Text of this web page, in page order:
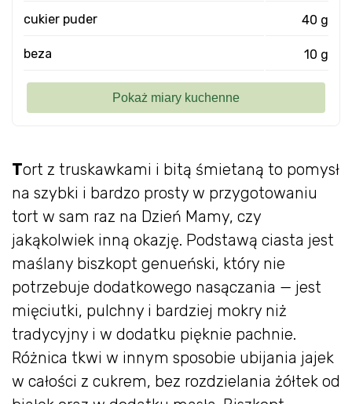
Tort z truskawkami i bitą śmietaną to pomysł
na szybki i bardzo prosty w przygotowaniu
tort w sam raz na Dzień Mamy, czy
jakąkolwiek inną okazję. Podstawą ciasta jest
maślany biszkopt genueński, który nie
potrzebuje dodatkowego nasączania — jest
mięciutki, pulchny i bardziej mokry niż
tradycyjny i w dodatku pięknie pachnie.
Różnica tkwi w innym sposobie ubijania jajek
w całości z cukrem, bez rozdzielania żółtek od
cukier puder 40 g
beza 10 g